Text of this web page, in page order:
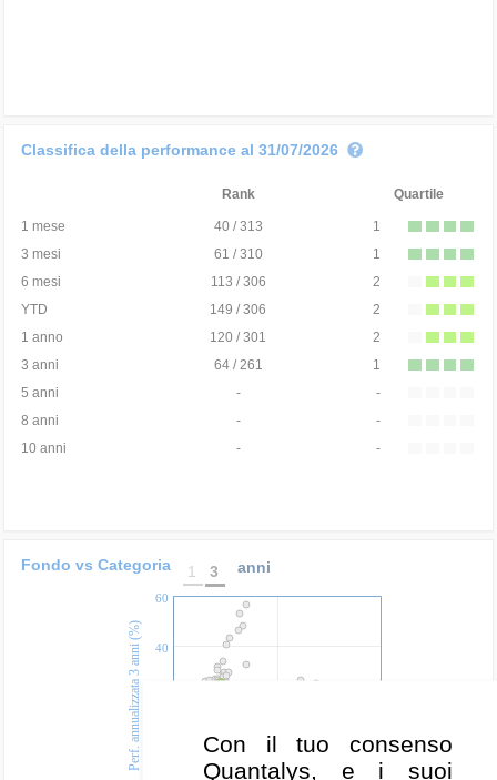
Classifica della performance al 31/07/2026
Rank Quartile
1 mese 40 / 313
1
3 mesi
61 / 310
1
6 mesi
113 / 306
2
YTD
149 / 306
2
1 anno
120 / 301
2
3 anni
64 / 261
1
5 anni
-
-
8 anni
-
-
10 anni
- -
Fondo vs Categoria 1 3 anni
40
60
Perf. annualizzata 3 anni (%)
Con il tuo consenso
Quantalys, e i suoi